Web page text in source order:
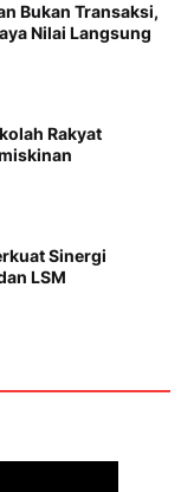
Bukan Transaksi,
Nilai Langsung
Rakyat
Sinergi
LSM